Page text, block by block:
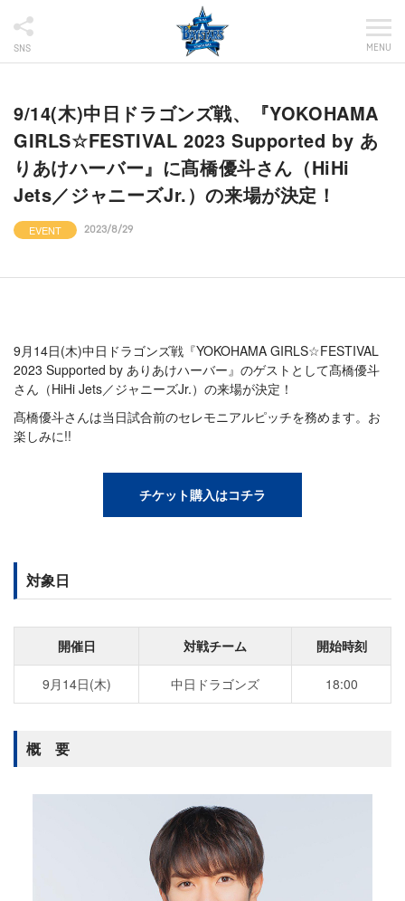
SNS MENU
9/14(木)中日ドラゴンズ戦、『YOKOHAMA
GIRLS☆FESTIVAL 2023 Supported by あ
りあけハーバー』に髙橋優斗さん（HiHi
Jets／ジャニーズJr.）の来場が決定！
EVENT 2023/8/29
9月14日(木)中日ドラゴンズ戦『YOKOHAMA GIRLS☆FESTIVAL
2023 Supported by ありあけハーバー』のゲストとして髙橋優斗
さん（HiHi Jets／ジャニーズJr.）の来場が決定！
髙橋優斗さんは当日試合前のセレモニアルピッチを務めます。お
楽しみに!!
チケット購入はコチラ
対象日
開催日 対戦チーム 開始時刻
9月14日(木) 中日ドラゴンズ 18:00
概 要